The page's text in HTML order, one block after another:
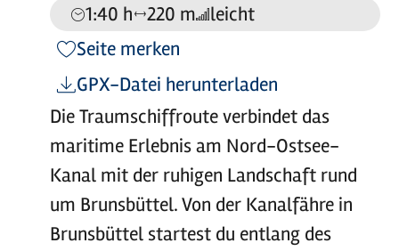
Dauer:
1:40 hEntfernung:
220 mAnforderung:
leicht
Seite merken
GPX-Datei herunterladen
Die Traumschiffroute verbindet das
maritime Erlebnis am Nord-Ostsee-
Kanal mit der ruhigen Landschaft rund
um Brunsbüttel. Von der Kanalfähre in
Brunsbüttel startest du entlang des